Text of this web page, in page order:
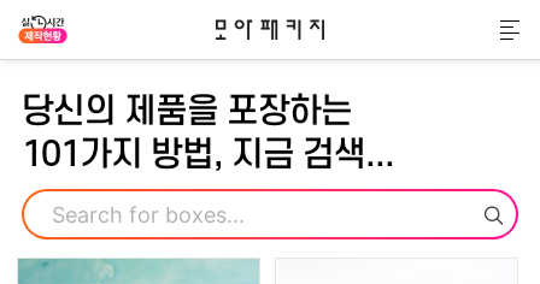
모아패키지
메
당신의 제품을 포장하는
101가지 방법, 지금 검색...
검색